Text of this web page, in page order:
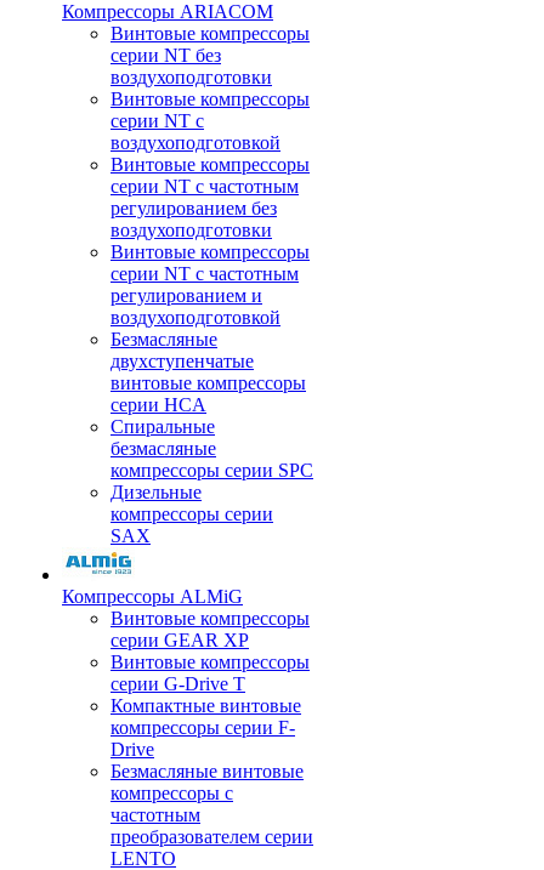
Компрессоры ARIACOM
Винтовые компрессоры
серии NT без
воздухоподготовки
Винтовые компрессоры
серии NT c
воздухоподготовкой
Винтовые компрессоры
серии NT с частотным
регулированием без
воздухоподготовки
Винтовые компрессоры
серии NT с частотным
регулированием и
воздухоподготовкой
Безмасляные
двухступенчатые
винтовые компрессоры
серии HCA
Спиральные
безмасляные
компрессоры серии SPC
Дизельные
компрессоры серии
SAX
Компрессоры ALMiG
Винтовые компрессоры
серии GEAR XP
Винтовые компрессоры
серии G-Drive T
Компактные винтовые
компрессоры серии F-
Drive
Безмасляные винтовые
компрессоры с
частотным
преобразователем серии
LENTO